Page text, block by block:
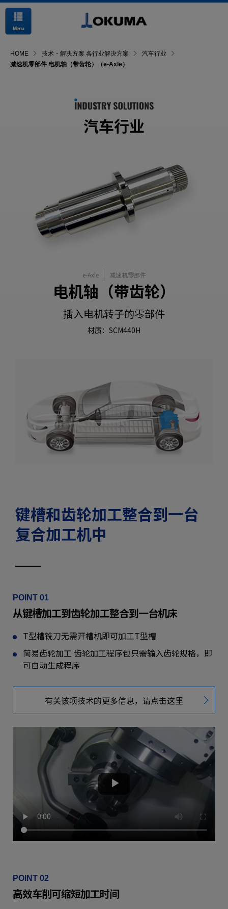
Menu
HOME 技术・解决方案 各行业解决方案
汽车行业
减速机零部件 电机轴（带齿轮）（e-Axle）
汽车行业
e-Axle 减速机零部件
电机轴（带齿轮）
插入电机转子的零部件
材质：SCM440H
键槽和齿轮加工整合到一台
复合加工机中
POINT 01
从键槽加工到齿轮加工整合到一台机床
T型槽铣刀无需开槽机即可加工T型槽
简易齿轮加工 齿轮加工程序包只需输入齿轮规格，即
可自动生成程序
有关该项技术的更多信息，请点击这里
POINT 02
高效车削可缩短加工时间